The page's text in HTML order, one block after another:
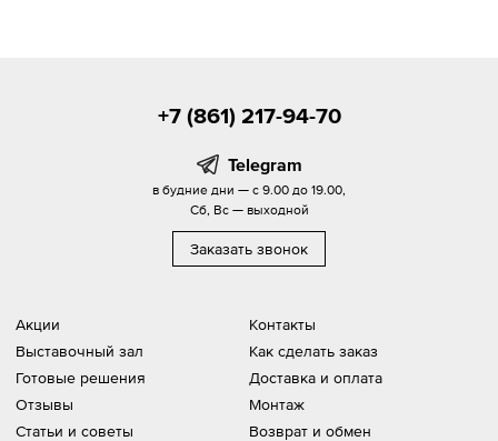
Акции
Выставочный зал
Готовые решения
Отзывы
Статьи и советы
Контакты
Как сделать заказ
Доставка и оплата
Монтаж
Возврат и обмен
+7 (861) 217-94-70
Telegram
в будние дни — с 9.00 до 19.00,
Сб, Вс — выходной
Заказать звонок